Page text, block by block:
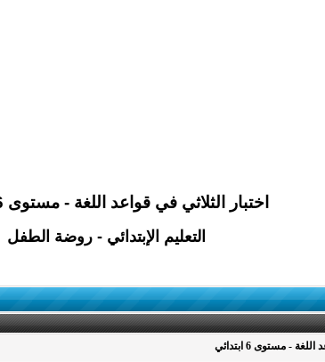
اختبار الثلاثي في قواعد اللغة - مستوى 6 ابتدائي
التعليم الإبتدائي - روضة الطفل
- مستوى 6 ابتدائي